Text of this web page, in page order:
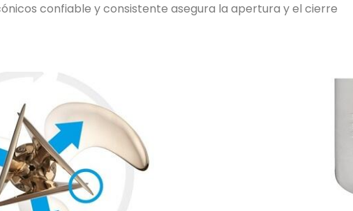
confiable y consistente asegura la apertura y el cierre